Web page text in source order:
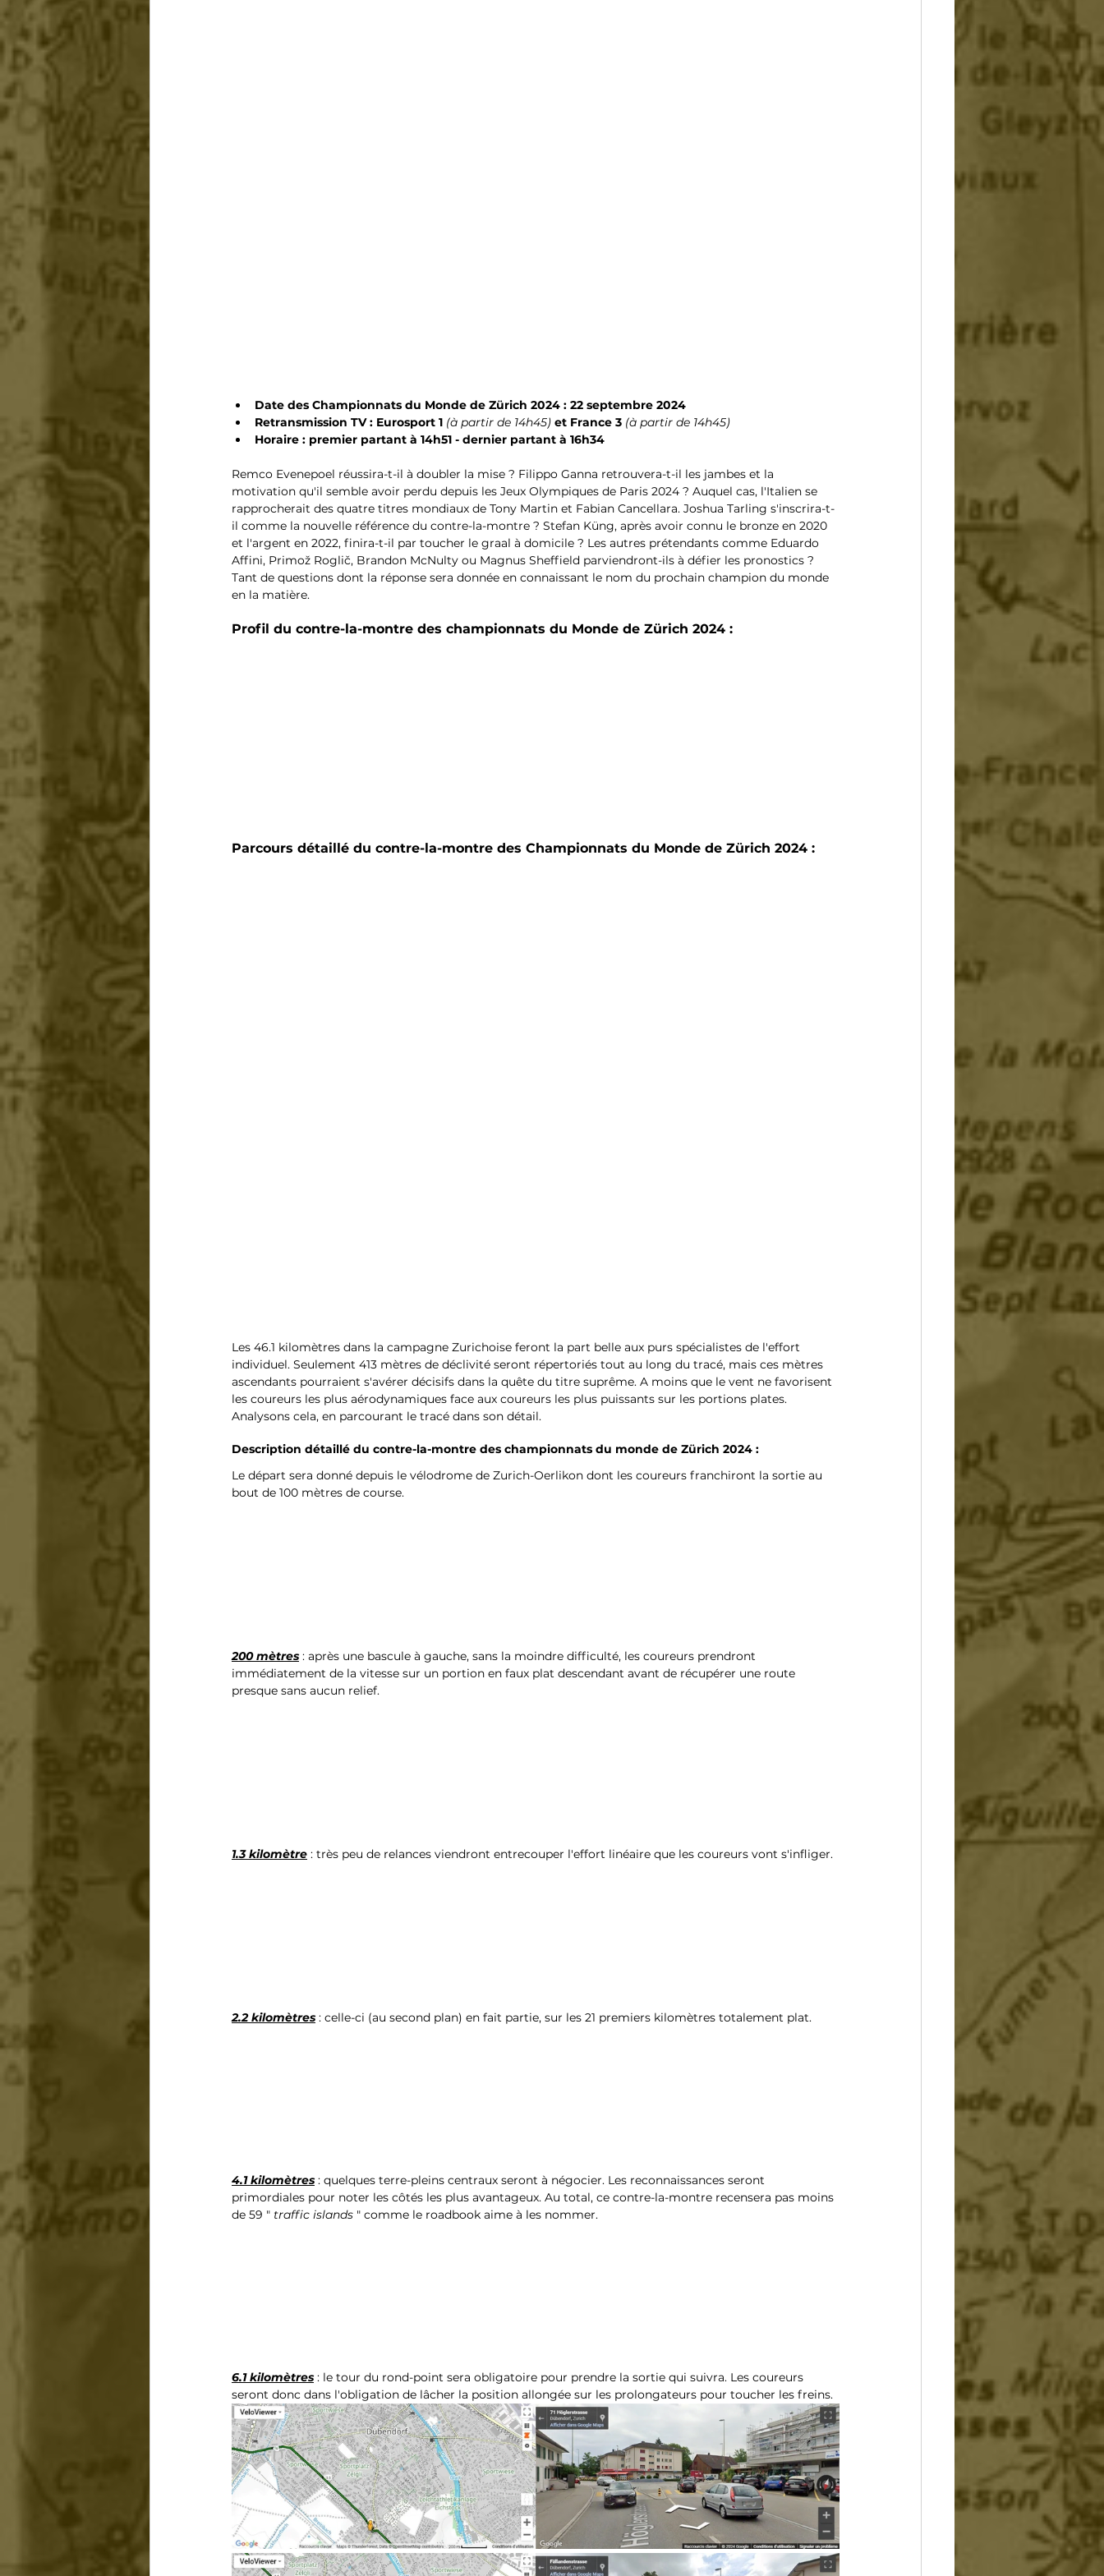
Date des Championnats du Monde de Zürich 2024 : 22 septembre 2024
Retransmission TV : Eurosport 1 (à partir de 14h45) et France 3 (à partir de 14h45)
Horaire : premier partant à 14h51 - dernier partant à 16h34
Remco Evenepoel réussira-t-il à doubler la mise ? Filippo Ganna retrouvera-t-il les jambes et la
motivation qu'il semble avoir perdu depuis les Jeux Olympiques de Paris 2024 ? Auquel cas, l'Italien se
rapprocherait des quatre titres mondiaux de Tony Martin et Fabian Cancellara. Joshua Tarling s'inscrira-t-
il comme la nouvelle référence du contre-la-montre ? Stefan Küng, après avoir connu le bronze en 2020
et l'argent en 2022, finira-t-il par toucher le graal à domicile ? Les autres prétendants comme Eduardo
Affini, Primož Roglič, Brandon McNulty ou Magnus Sheffield parviendront-ils à défier les pronostics ?
Tant de questions dont la réponse sera donnée en connaissant le nom du prochain champion du monde
en la matière.
Profil du contre-la-montre des championnats du Monde de Zürich 2024 :
Parcours détaillé du contre-la-montre des Championnats du Monde de Zürich 2024 :
Les 46.1 kilomètres dans la campagne Zurichoise feront la part belle aux purs spécialistes de l'effort
individuel. Seulement 413 mètres de déclivité seront répertoriés tout au long du tracé, mais ces mètres
ascendants pourraient s'avérer décisifs dans la quête du titre suprême. A moins que le vent ne favorisent
les coureurs les plus aérodynamiques face aux coureurs les plus puissants sur les portions plates.
Analysons cela, en parcourant le tracé dans son détail.
Description détaillé du contre-la-montre des championnats du monde de Zürich 2024 :
Le départ sera donné depuis le vélodrome de Zurich-Oerlikon dont les coureurs franchiront la sortie au
bout de 100 mètres de course.
200 mètres : après une bascule à gauche, sans la moindre difficulté, les coureurs prendront
immédiatement de la vitesse sur un portion en faux plat descendant avant de récupérer une route
presque sans aucun relief.
1.3 kilomètre : très peu de relances viendront entrecouper l'effort linéaire que les coureurs vont s'infliger.
2.2 kilomètres : celle-ci (au second plan) en fait partie, sur les 21 premiers kilomètres totalement plat.
4.1 kilomètres : quelques terre-pleins centraux seront à négocier. Les reconnaissances seront
primordiales pour noter les côtés les plus avantageux. Au total, ce contre-la-montre recensera pas moins
de 59 " traffic islands " comme le roadbook aime à les nommer.
6.1 kilomètres : le tour du rond-point sera obligatoire pour prendre la sortie qui suivra. Les coureurs
seront donc dans l'obligation de lâcher la position allongée sur les prolongateurs pour toucher les freins.